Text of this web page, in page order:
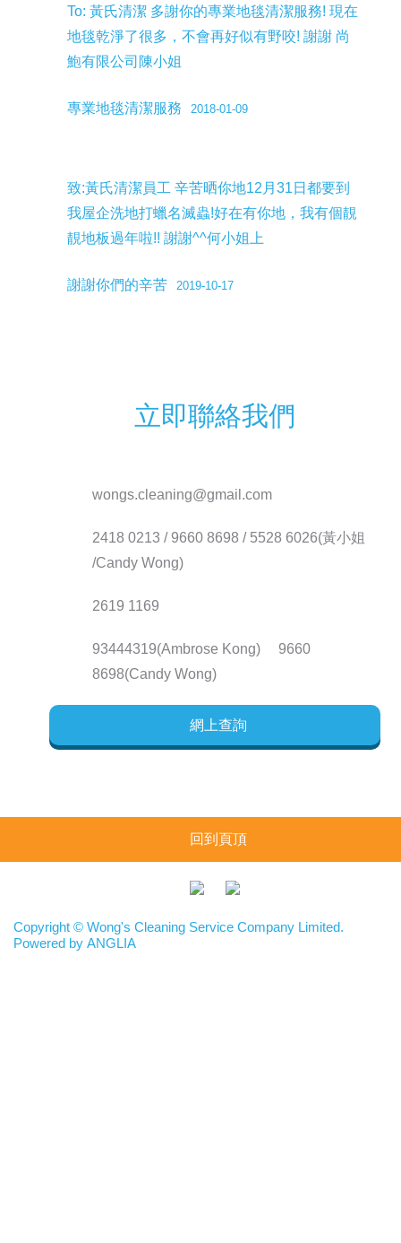
To: 黃氏清潔 多謝你的專業地毯清潔服務! 現在
地毯乾淨了很多，不會再好似有野咬! 謝謝 尚
鮑有限公司陳小姐
專業地毯清潔服務 2018-01-09
致:黃氏清潔員工 辛苦晒你地12月31日都要到
我屋企洗地打蠟名滅蟲!好在有你地，我有個靚
靚地板過年啦!! 謝謝^^何小姐上
謝謝你們的辛苦 2019-10-17
立即聯絡我們
wongs.cleaning@gmail.com
2418 0213 / 9660 8698 / 5528 6026(黃小姐
/Candy Wong)
2619 1169
93444319(Ambrose Kong) 9660
8698(Candy Wong)
網上查詢
回到頁頂
Copyright © Wong's Cleaning Service Company Limited.
Powered by ANGLIA